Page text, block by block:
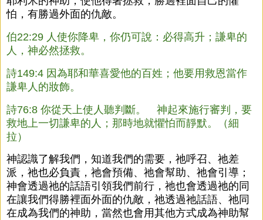
怕，有勝過外面的仇敵。
伯22:29 人使你降卑，你仍可說：必得高升；謙卑的
人，神必然拯救。
詩149:4 因為耶和華喜愛他的百姓；他要用救恩當作
謙卑人的妝飾。
詩76:8 你從天上使人聽判斷。 神起來施行審判，要
救地上一切謙卑的人；那時地就懼怕而靜默。（細
拉）
神認識了解我們，知道我們的需要，祂呼召、祂差
派，祂也必負責，祂會預備、祂會幫助、祂會引導；
神會透過祂的話語引領我們前行，祂也會透過祂的同
在讓我們得勝裡面外面的仇敵，祂透過祂話語、祂同
在成為我們的神助，當然也會用其他方式成為神助幫